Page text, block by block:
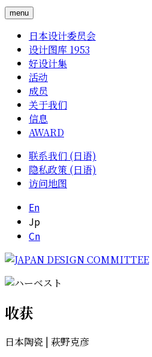
menu
日本设计委员会
设计图库 1953
好设计集
活动
成员
关于我们
信息
AWARD
联系我们 (日语)
隐私政策 (日语)
访问地图
En
Jp
Cn
收获
日本陶瓷 | 萩野克彦